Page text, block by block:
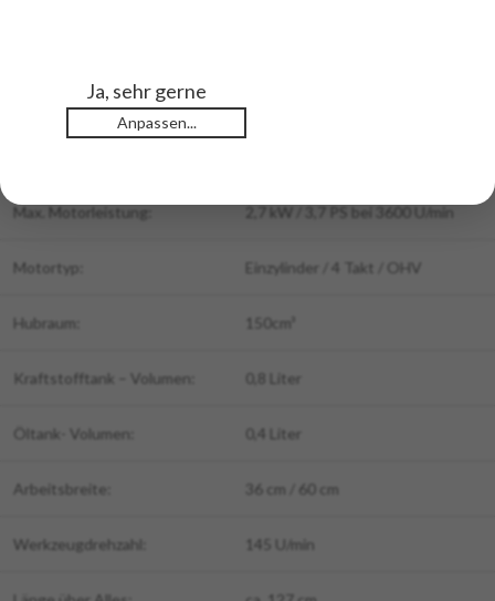
Technische Daten:
Max. Motorleistung: 2,7 kW / 3,7 PS bei 3600 U/min
Motortyp: Einzylinder / 4 Takt / OHV
Hubraum: 150cm³
Kraftstofftank – Volumen: 0,8 Liter
Öltank- Volumen: 0,4 Liter
Arbeitsbreite: 36 cm / 60 cm
Werkzeugdrehzahl: 145 U/min
Ja, sehr gerne
Anpassen...